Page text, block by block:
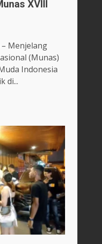
XVIII
– Menjelang
(Munas)
Indonesia
di...